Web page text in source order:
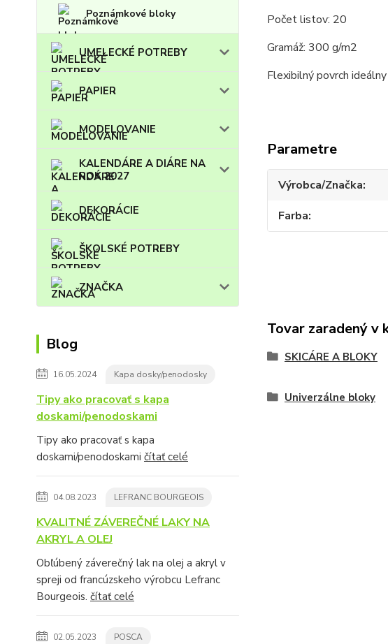
Poznámkové bloky
UMELECKÉ POTREBY
PAPIER
MODELOVANIE
KALENDÁRE A DIÁRE NA
ROK 2027
DEKORÁCIE
ŠKOLSKÉ POTREBY
ZNAČKA
Blog
16.05.2024 Kapa dosky/penodosky
Tipy ako pracovať s kapa
doskami/penodoskami
Tipy ako pracovať s kapa
doskami/penodoskami čítať celé
04.08.2023 LEFRANC BOURGEOIS
KVALITNÉ ZÁVEREČNÉ LAKY NA
AKRYL A OLEJ
Obľúbený záverečný lak na olej a akryl v
spreji od francúzskeho výrobcu Lefranc
Bourgeois. čítať celé
02.05.2023 POSCA
Počet listov: 20
Gramáž: 300 g/m2
Flexibilný povrch
Parametre
Výrobca/Značka
Farba
Tovar zaradený v
SKICÁRE A BLOKY
Univerzálne bloky